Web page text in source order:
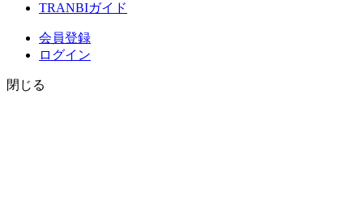
TRANBIガイド
会員登録
ログイン
閉じる